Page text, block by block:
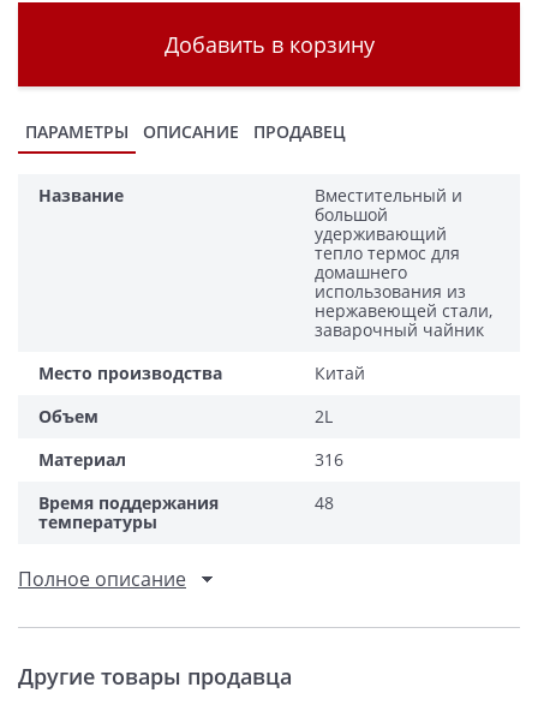
Добавить в корзину
ПАРАМЕТРЫ ОПИСАНИЕ ПРОДАВЕЦ
Название
Вместительный и
большой
удерживающий
тепло термос для
домашнего
использования из
нержавеющей стали,
заварочный чайник
Место производства
Китай
Объем
2L
Материал
316
Время поддержания
температуры
48
Полное описание
Другие товары продавца